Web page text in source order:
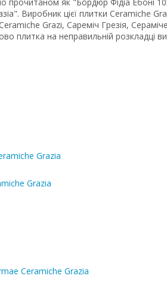
Виробник цієї плитки Ceramiche
Grazi, Сареміч Грезія, Сераміче
плитка на неправильній розкладці
Grazia